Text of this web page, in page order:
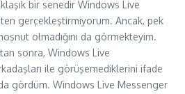
bir senedir Windows Live
gerçekleştirmiyorum. Ancak, pek
olmadığını da görmekteyim.
sonra, Windows Live
ile görüşemediklerini ifade
gördüm. Windows Live Messenger